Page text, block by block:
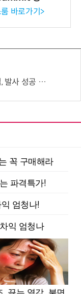
바로가기>
확대 속 투자도 가속